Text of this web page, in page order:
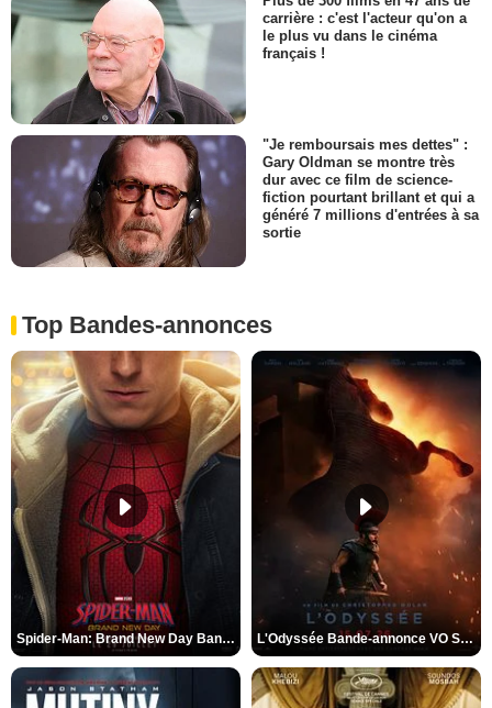
carrière : c'est l'acteur qu'on a
le plus vu dans le cinéma
français !
"Je remboursais mes dettes" :
Gary Oldman se montre très
dur avec ce film de science-
fiction pourtant brillant et qui a
généré 7 millions d'entrées à sa
sortie
Top Bandes-annonces
Spider-Man: Brand New Day Bande-annonce VO STFR L'Odyssée Bande-annonce VO STFR